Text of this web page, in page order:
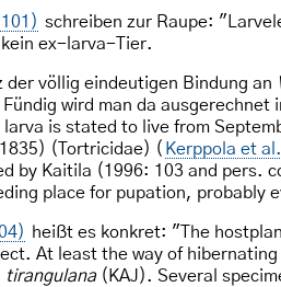
schreiben zur Raupe:
ex-larva-Tier.
völlig eindeutigen Bindung an
wird man da
is stated to live from
(Tortricidae) ( Kerppola et
by Kaitila (1996: 103 and pers.
place for pupation, probably
heißt es konkret: "The
At least the way of
tirangulana(KAJ). Several